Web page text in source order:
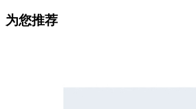
为您推荐